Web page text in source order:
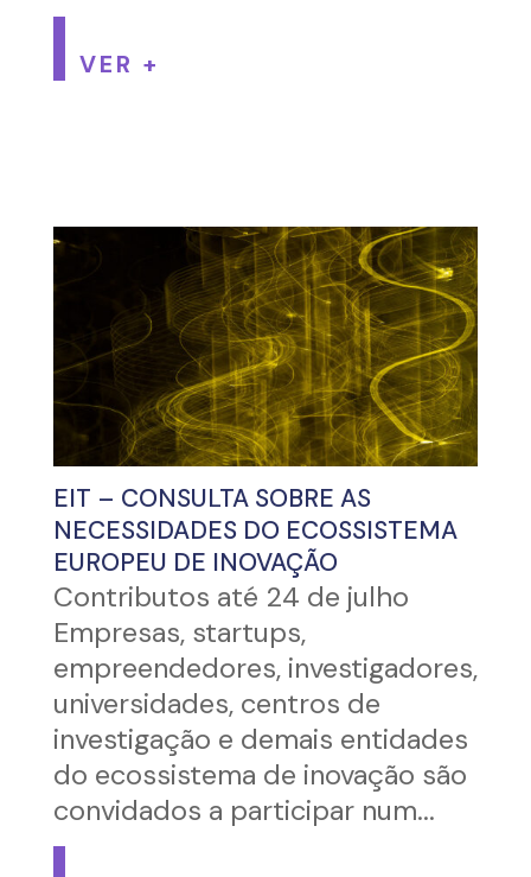
VER +
EIT – CONSULTA SOBRE AS
NECESSIDADES DO ECOSSISTEMA
EUROPEU DE INOVAÇÃO
Contributos até 24 de julho
Empresas, startups,
empreendedores, investigadores,
universidades, centros de
investigação e demais entidades
do ecossistema de inovação são
convidados a participar num...